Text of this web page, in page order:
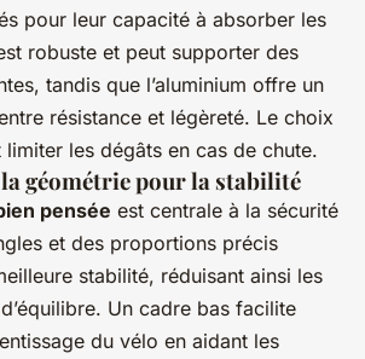
pour leur capacité à absorber les
robuste et peut supporter des
tandis que l’aluminium offre un
résistance et légèreté. Le choix
les dégâts en cas de chute.
géométrie pour la stabilité
pensée est centrale à la sécurité
et des proportions précis
stabilité, réduisant ainsi les
Un cadre bas facilite
du vélo en aidant les